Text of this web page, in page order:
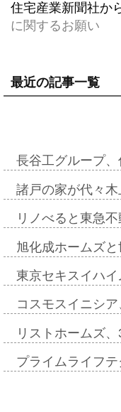
住宅産業新聞社か
に関するお願い
最近の記事一覧
長谷工グループ
諸戸の家が代々
リノべると東急
旭化成ホームズ
東京セキスイハ
コスモスイニシ
リストホームズ
プライムライフ